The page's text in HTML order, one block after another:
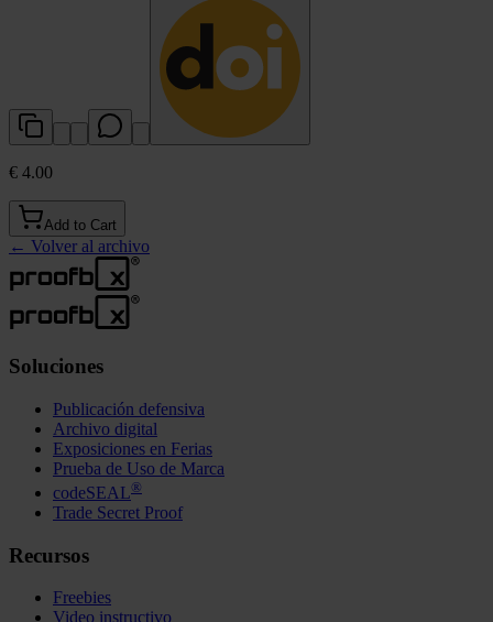
€ 4.00
Add to Cart
← Volver al archivo
Soluciones
Publicación defensiva
Archivo digital
Exposiciones en Ferias
Prueba de Uso de Marca
codeSEAL®
Trade Secret Proof
Recursos
Freebies
Video instructivo